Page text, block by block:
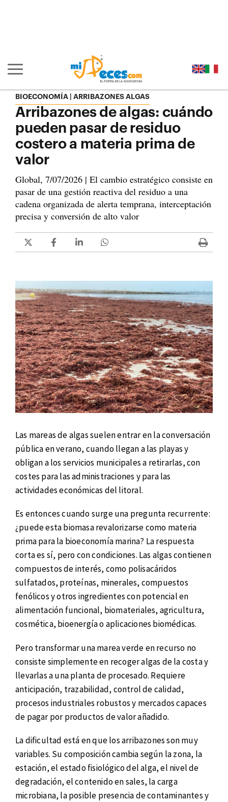
Mostrar/ocultar navegación principal
BIOECONOMÍA | ARRIBAZONES ALGAS
Arribazones de algas: cuándo
pueden pasar de residuo
costero a materia prima de
valor
Global, 7/07/2026 | El cambio estratégico consiste en
pasar de una gestión reactiva del residuo a una
cadena organizada de alerta temprana, interceptación
precisa y conversión de alto valor
Las mareas de algas suelen entrar en la conversación
pública en verano, cuando llegan a las playas y
obligan a los servicios municipales a retirarlas, con
costes para las administraciones y para las
actividades económicas del litoral.
Es entonces cuando surge una pregunta recurrente:
¿puede esta biomasa revalorizarse como materia
prima para la bioeconomía marina? La respuesta
corta es sí, pero con condiciones. Las algas contienen
compuestos de interés, como polisacáridos
sulfatados, proteínas, minerales, compuestos
fenólicos y otros ingredientes con potencial en
alimentación funcional, biomateriales, agricultura,
cosmética, bioenergía o aplicaciones biomédicas.
Pero transformar una marea verde en recurso no
consiste simplemente en recoger algas de la costa y
llevarlas a una planta de procesado. Requiere
anticipación, trazabilidad, control de calidad,
procesos industriales robustos y mercados capaces
de pagar por productos de valor añadido.
La dificultad está en que los arribazones son muy
variables. Su composición cambia según la zona, la
estación, el estado fisiológico del alga, el nivel de
degradación, el contenido en sales, la carga
microbiana, la posible presencia de contaminantes y